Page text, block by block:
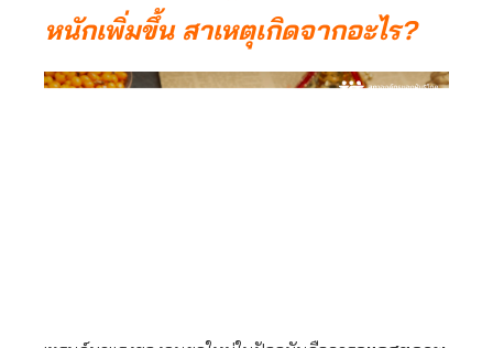
หนักเพิ่มขึ้น สาเหตุเกิดจากอะไร?